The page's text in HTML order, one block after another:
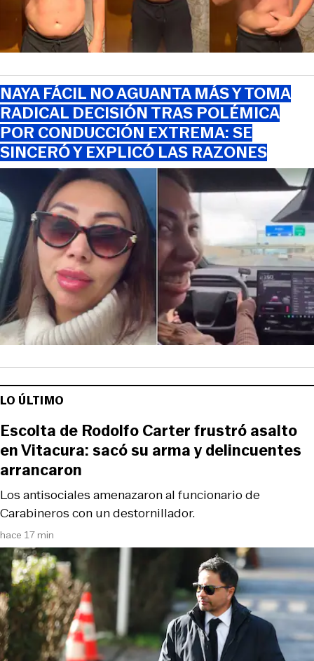
NAYA FÁCIL NO AGUANTA MÁS Y TOMA
RADICAL DECISIÓN TRAS POLÉMICA
POR CONDUCCIÓN EXTREMA: SE
SINCERÓ Y EXPLICÓ LAS RAZONES
LO ÚLTIMO
hace 17 min
Los antisociales amenazaron al funcionario de
Carabineros con un destornillador.
Escolta de Rodolfo Carter frustró asalto
en Vitacura: sacó su arma y delincuentes
arrancaron